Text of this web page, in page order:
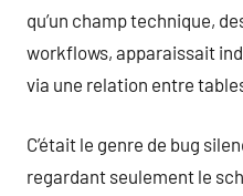
qu’un champ technique,
workflows, apparaissait
via une relation entre
C’était le genre de bug
regardant seulement le